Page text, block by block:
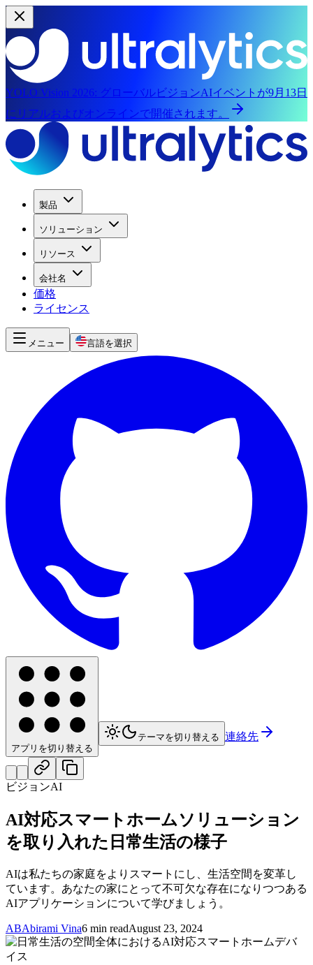
YOLO Vision 2026: グローバルビジョンAIイベントが9月13日
にリアルおよびオンラインで開催されます。
製品
ソリューション
リソース
会社名
価格
ライセンス
メニュー 言語を選択
アプリを切り替える
テーマを切り替える 連絡先
ビジョンAI
AI対応スマートホームソリューション
を取り入れた日常生活の様子
AIは私たちの家庭をよりスマートにし、生活空間を変革し
ています。あなたの家にとって不可欠な存在になりつつある
AIアプリケーションについて学びましょう。
ABAbirami Vina6 min readAugust 23, 2024